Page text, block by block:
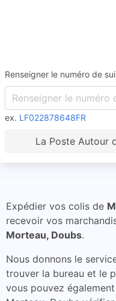
Renseigner le numéro de
ex. LF022878648FR
La Poste Autour
Expédier vos colis de
recevoir vos
Morteau, Doubs.
Nous donnons le
trouver la bureau et le
vous pouvez